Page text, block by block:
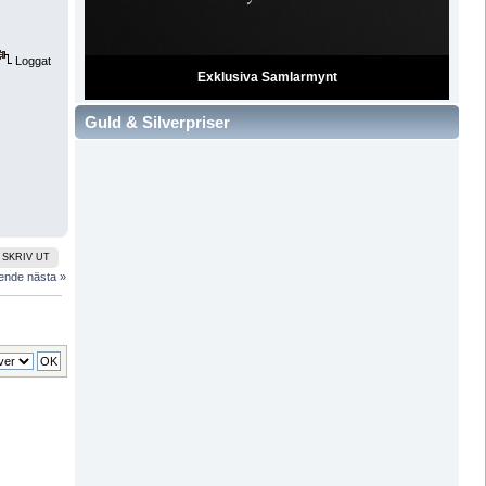
Loggat
SKRIV UT
nästa »
Exklusiva Samlarmynt
Guld & Silverpriser